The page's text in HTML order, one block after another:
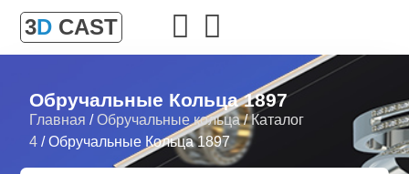
3D CAST
Обручальные Кольца 1897
Главная /Обручальные кольца/Каталог
4 / Обручальные Кольца 1897